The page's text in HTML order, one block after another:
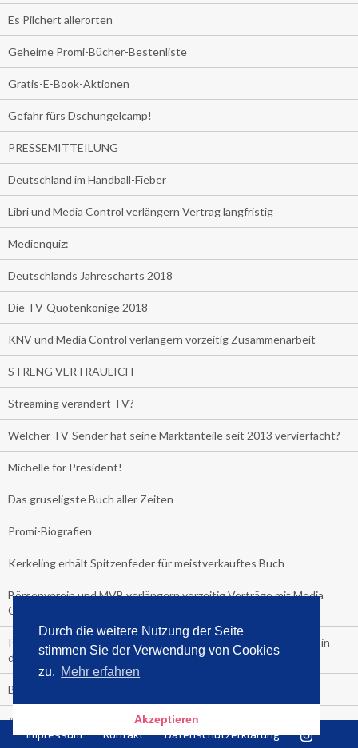
Durch die weitere Nutzung der Seite
stimmen Sie der Verwendung von Cookies
zu. Mehr erfahren
Akzeptieren
Es Pilchert allerorten
Geheime Promi-Bücher-Bestenliste
Gratis-E-Book-Aktionen
Gefahr fürs Dschungelcamp!
PRESSEMITTEILUNG
Deutschland im Handball-Fieber
Libri und Media Control verlängern Vertrag langfristig
Medienquiz:
Deutschlands Jahrescharts 2018
Die TV-Quotenkönige 2018
KNV und Media Control verlängern vorzeitig Zusammenarbeit
STRENG VERTRAULICH
Streaming verändert TV?
Welcher TV-Sender hat seine Marktanteile seit 2013 vervierfacht?
Michelle for President!
Das gruseligste Buch aller Zeiten
Promi-Biografien
Kerkeling erhält Spitzenfeder für meistverkauftes Buch
Börsenverein und MVB verlängern vorzeitig Verträge mit Media
Control bis 2024
PocketBook, Ceebo und Umbreit bringen Hörbuch-Downloads in
die Cloud
Bella Bella
#1-Bestseller: "Das ist Alpha!" von Kollegah
Impressum Kontakt Datenschutzerklärung